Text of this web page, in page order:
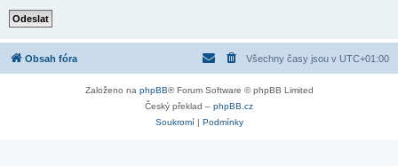
Obsah fóra Všechny časy jsou v UTC+01:00
Založeno na phpBB® Forum Software © phpBB Limited
Český překlad – phpBB.cz
Soukromí| Podmínky